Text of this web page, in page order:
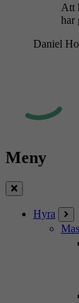
Att
har
Daniel
Meny
Stäng
Hyra